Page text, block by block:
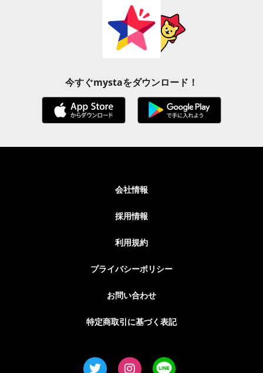
今すぐmystaをダウンロード！
会社情報
採用情報
利用規約
プライバシーポリシー
お問い合わせ
特定商取引に基づく表記